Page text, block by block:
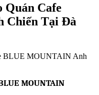
Quán Cafe
Chiến Tại Đà
MOUNTAIN